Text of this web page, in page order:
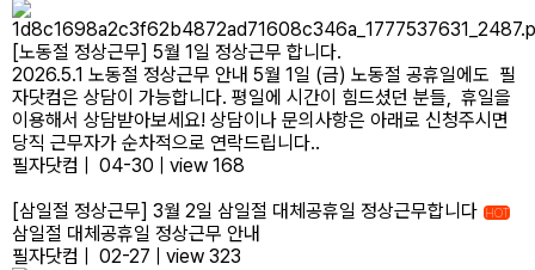
[노동절 정상근무] 5월 1일 정상근무 합니다.
2026.5.1 노동절 정상근무 안내 5월 1일 (금) 노동절 공휴일에도 필
자닷컴은 상담이 가능합니다. 평일에 시간이 힘드셨던 분들, 휴일을
이용해서 상담받아보세요! 상담이나 문의사항은 아래로 신청주시면
당직 근무자가 순차적으로 연락드립니다..
필자닷컴
04-30
view 168
[삼일절 정상근무] 3월 2일 삼일절 대체공휴일 정상근무합니다 HOT
삼일절 대체공휴일 정상근무 안내
필자닷컴
02-27 view 323